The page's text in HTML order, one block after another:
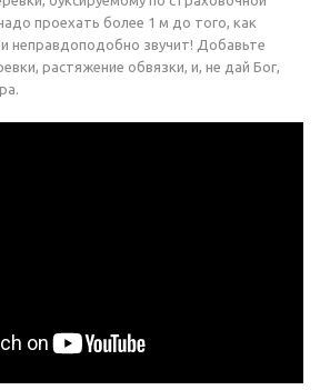
проехать более 1 м до того, как
неправдоподобно звучит! Добавьте
растяжение обвязки, и, не дай Бог,